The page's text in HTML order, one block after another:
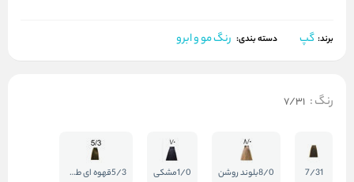
برند: گپ دسته بندی: رنگ مو و ابرو
رنگ:
7/31
7/31 8/0بلوند روشن 1/0مشکی 5/3قهوه ای طلایی روشن